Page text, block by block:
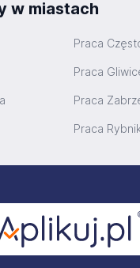
w miastach
Praca
Praca
Praca
Praca